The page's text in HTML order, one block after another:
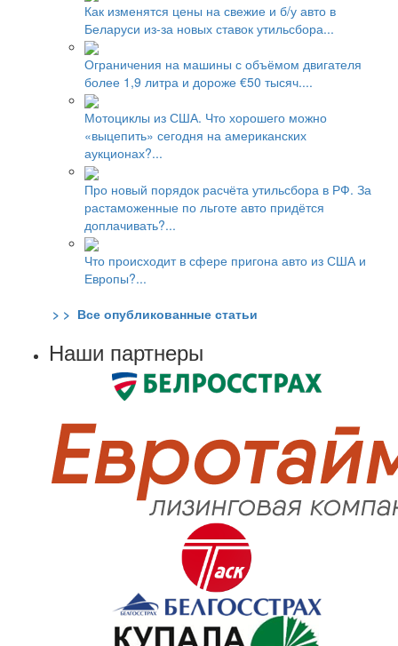
Как изменятся цены на свежие и б/у авто в
Беларуси из-за новых ставок утильсбора...
Ограничения на машины с объёмом двигателя
более 1,9 литра и дороже €50 тысяч....
Мотоциклы из США. Что хорошего можно
«выцепить» сегодня на американских
аукционах?...
Про новый порядок расчёта утильсбора в РФ. За
растаможенные по льготе авто придётся
доплачивать?...
Что происходит в сфере пригона авто из США и
Европы?...
> > Все опубликованные статьи
Наши партнеры